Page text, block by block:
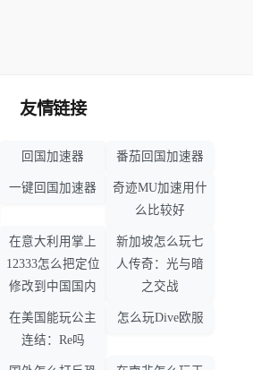
友情链接
回国加速器 番茄回国加速器
一键回国加速器
奇迹MU加速用什
么比较好
在意大利用掌上
12333怎么把定位
修改到中国国内
新加坡怎么玩七
人传奇：光与暗
之交战
在美国能玩公主
连结：Re吗
怎么玩Dive欧服